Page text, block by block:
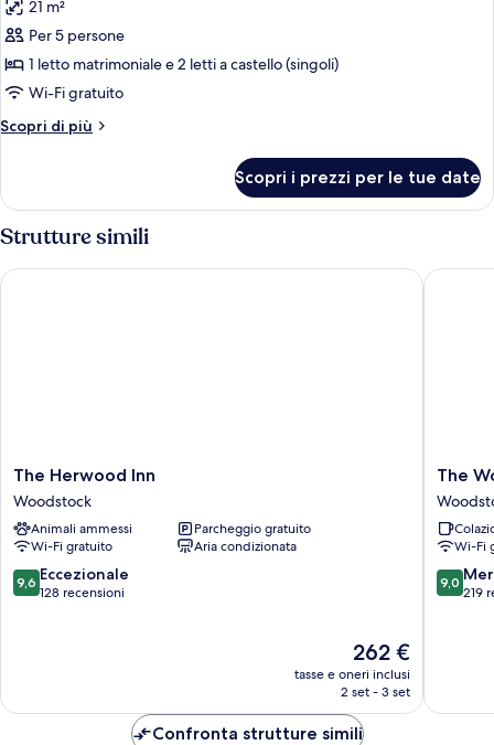
le
foto
per
Doppia
Basic,
letti
21 m²
Per 5 persone
1 letto matrimoniale e 2 letti a castello (singoli)
Wi-Fi gratuito
Scopri di più
Altri
Basic,
letti
multipli
Scopri i prezzi per le tue date
Strutture simili
The
Herwood
Inn
Woodstock
The Herwood Inn
Woodstock
Animali ammessi
Parcheggio gratuito
Wi-Fi gratuito
Aria condizionata
9.6
su
9,6 Eccezionale
128 recensioni
Il
prezzo
attuale
262 €
262 €
tasse e oneri inclusi
2 set - 3 set
The Herwood Inn
The
Inn
on
the
The
Wi-Fi
9.0
su
9,0
219
The
Confronta strutture simili